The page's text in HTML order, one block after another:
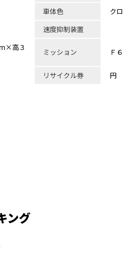
車体色
クロ
速度抑制装置
高３
ミッション Ｆ６
リサイクル券
円
ング